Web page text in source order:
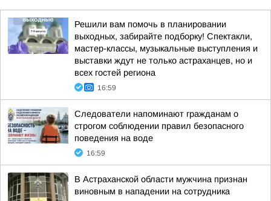
Решили вам помочь в планировании
выходных, забирайте подборку! Спектакли,
мастер-классы, музыкальные выступления и
выставки ждут не только астраханцев, но и
всех гостей региона
16:59
Следователи напоминают гражданам о
строгом соблюдении правил безопасного
поведения на воде
16:59
В Астраханской области мужчина признан
виновным в нападении на сотрудника